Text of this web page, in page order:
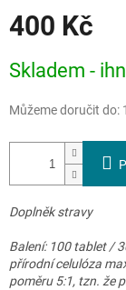
400 Kč
cena:
Skladem -
Můžeme doručit do:
Doplněk stravy
Balení: 100 tablet /
přírodní celulóza
poměru 5:1, tzn. že